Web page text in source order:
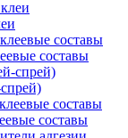
составы
составы